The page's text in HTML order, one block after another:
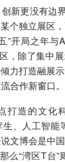
新更没有边
个独立展区
”开局之年
，除了集中
力打造融展
合作新窗口。
打造的文化
、人工智能
文博会是中
么“湾区T台